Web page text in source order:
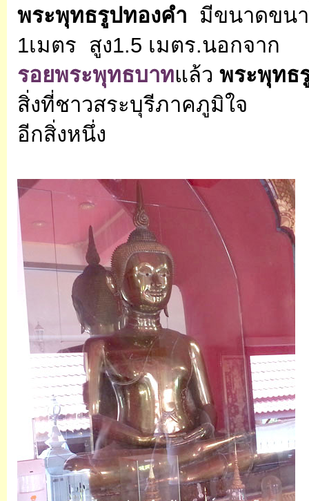
พระพุทธรูปทองคำ มีขนาดขน
1เมตร สูง1.5 เมตร.นอกจาก
รอยพระพุทธบาทแล้ว พระพุทธ
สิ่งที่ชาวสระบุรีภาคภูมิใจ
อีกสิ่งหนึ่ง